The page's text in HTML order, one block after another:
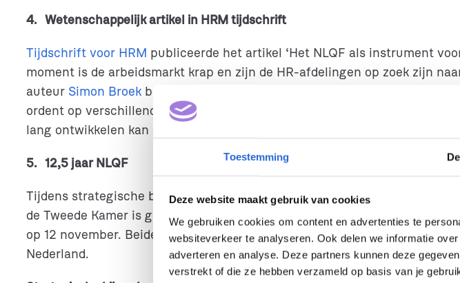
Toestemming
Deze website maakt gebruik van cookies
We gebruiken cookies om content en advertenties te
websiteverkeer te analyseren. Ook delen we informatie
adverteren en analyse. Deze partners kunnen deze
verstrekt of die ze hebben verzameld op basis van je
4. Wetenschappelijk artikel in HRM tijdschrift
Tijdschrift voor HRM publiceerde het artikel ‘Het NLQF als instrument
moment is de arbeidsmarkt krap en zijn de HR-afdelingen op zoek zijn
auteur Simon Broek betreft vinden HR-afdelingen deze manier in het
ordent op verschillende niveaus van complexiteit en vaardigheden. Maar
lang ontwikkelen kan ondersteunen, is het raamwerk in Nederland nog
5. 12,5 jaar NLQF
Tijdens strategische bijeenkomsten in oktober en november stonden we
de Tweede Kamer is gebracht. Dat deden we tijdens een strategische
op 12 november. Beide bijeenkomsten lieten zien dat er veel perspectief
Nederland.